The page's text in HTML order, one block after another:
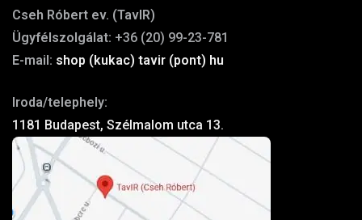
Cseh Róbert ev. (TavIR)
Ügyfélszolgálat: +36 (20) 99-23-781
E-mail: shop (kukac) tavir (pont) hu
Iroda/telephely:
1181 Budapest, Szélmalom utca 13.